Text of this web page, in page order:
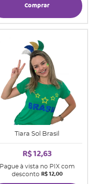
Comprar
Tiara Sol Brasil
R$ 12,63
Pague à vista no PIX com
desconto R$ 12,00